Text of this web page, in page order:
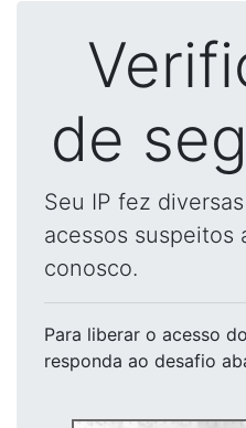
de
Seu IP fez
acessos suspeitos
conosco.
Para liberar o acesso
responda ao desafio